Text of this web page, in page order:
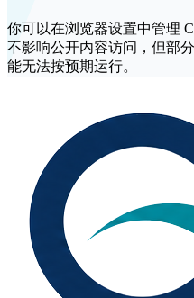
你可以在浏览器设置中管理
不影响公开内容访问，但部
能无法按预期运行。